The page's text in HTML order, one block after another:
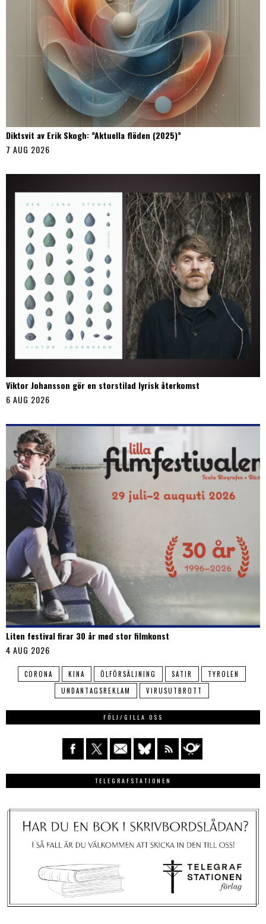
Diktsvit av Erik Skogh: ”Aktuella flöden (2025)”
7 AUG 2026
Viktor Johansson gör en storstilad lyrisk återkomst
6 AUG 2026
Liten festival firar 30 år med stor filmkonst
4 AUG 2026
CORONA KINA ÖLFÖRSÄLJNING SATIR
TYROLEN
UNDANTAGSREKLAM
VIRUSUTBROTT
FÖLJ/GILLA OSS
TELEGRAFSTATIONEN